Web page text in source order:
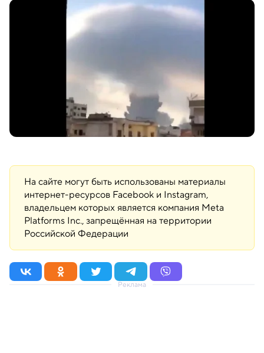
На сайте могут быть использованы материалы
интернет-ресурсов Facebook и Instagram,
владельцем которых является компания Meta
Platforms Inc., запрещённая на территории
Российской Федерации
Реклама